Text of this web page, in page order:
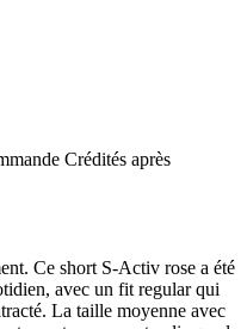
Crédités après
Ce short S-Activ rose a été
avec un fit regular qui
La taille moyenne avec